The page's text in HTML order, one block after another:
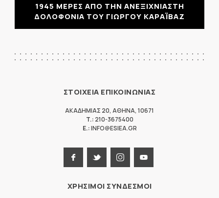
1945 ΜΕΡΕΣ ΑΠΟ ΤΗΝ ΑΝΕΞΙΧΝΙΑΣΤΗ
ΔΟΛΟΦΟΝΙΑ ΤΟΥ ΓΙΩΡΓΟΥ ΚΑΡΑΪΒΑΖ
ΣΤΟΙΧΕΙΑ ΕΠΙΚΟΙΝΩΝΙΑΣ
ΑΚΑΔΗΜΙΑΣ 20, ΑΘΗΝΑ, 10671
T.: 210-3675400
E.:INFO@ESIEA.GR
ΧΡΗΣΙΜΟΙ ΣΥΝΔΕΣΜΟΙ